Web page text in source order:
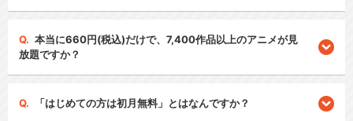
本当に660円(税込)だけで、7,400作品以上のアニメが見
放題ですか？
「はじめての方は初月無料」とはなんですか？